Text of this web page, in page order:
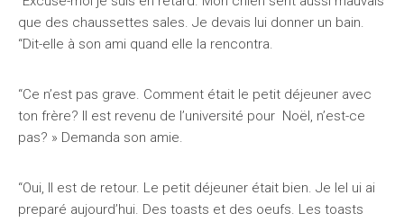
que des chaussettes sales. Je devais lui donner un bain.
“Dit-elle à son ami quand elle la rencontra.
“Ce n’est pas grave. Comment était le petit déjeuner avec
ton frère? Il est revenu de l’université pour Noël, n’est-ce
pas? » Demanda son amie.
“Oui, Il est de retour. Le petit déjeuner était bien. Je lel ui ai
preparé aujourd’hui. Des toasts et des oeufs. Les toasts